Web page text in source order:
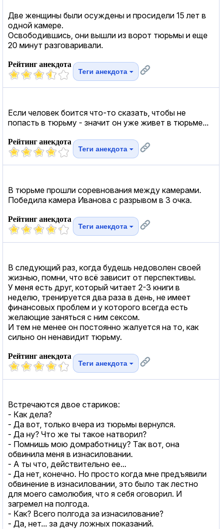
Две женщины были осуждены и просидели 15 лет в
одной камере.
Освободившись, они вышли из ворот тюрьмы и еще
20 минут разговаривали.
Рейтинг анекдота
Теги анекдота
Если человек боится что-то сказать, чтобы не
попасть в тюрьму - значит он уже живет в тюрьме...
Рейтинг анекдота
Теги анекдота
В тюрьме прошли соревнования между камерами.
Победила камера Иванова с разрывом в 3 очка.
Рейтинг анекдота
Теги анекдота
В следующий раз, когда будешь недоволен своей
жизнью, помни, что всё зависит от перспективы.
У меня есть друг, который читает 2-3 книги в
неделю, тренируется два раза в день, не имеет
финансовых проблем и у которого всегда есть
желающие заняться с ним сексом.
И тем не менее он постоянно жалуется на то, как
сильно он ненавидит тюрьму.
Рейтинг анекдота
Теги анекдота
Встречаются двое стариков:
- Как дела?
- Да вот, только вчера из тюрьмы вернулся.
- Да ну? Что же ты такое натворил?
- Помнишь мою домработницу? Так вот, она
обвинила меня в изнасиловании.
- А ты что, действительно ее...
- Да нет, конечно. Но просто когда мне предъявили
обвинение в изнасиловании, это было так лестно
для моего самолюбия, что я себя оговорил. И
загремел на полгода.
- Как? Всего полгода за изнасилование?
- Да, нет... за дачу ложных показаний.